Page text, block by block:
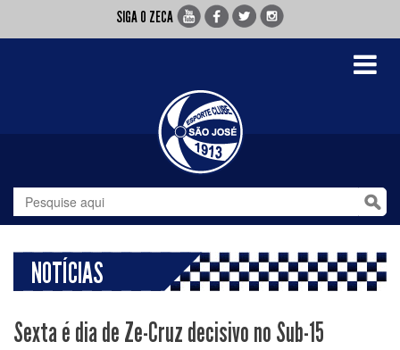
SIGA O ZECA
Toggle
NOTÍCIAS
Sexta é dia de Ze-Cruz decisivo no Sub-15